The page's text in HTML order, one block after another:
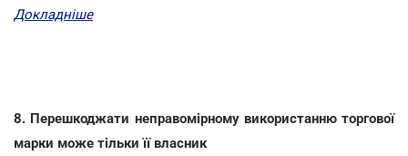
Докладніше
8. Перешкоджати неправомірному використанню торгової
марки може тільки її власник